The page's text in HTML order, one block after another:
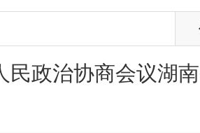
民政治协商会议湖